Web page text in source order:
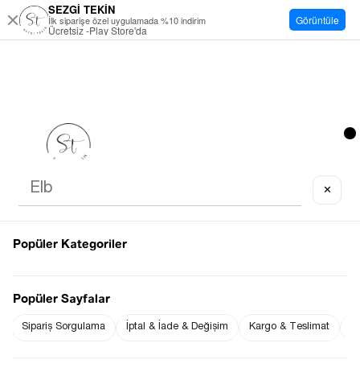
SEZGİ TEKİN
İlk siparişe özel uygulamada %10 indirim
Ücretsiz -Play Store'da
Görüntüle
✕
Popüler Kategoriler
Popüler Sayfalar
Sipariş Sorgulama İptal & İade & Değişim Kargo & Teslimat